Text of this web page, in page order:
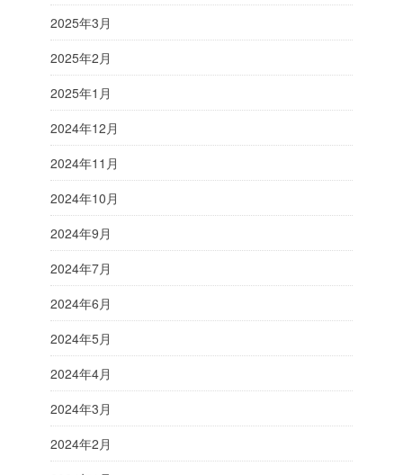
2025年3月
2025年2月
2025年1月
2024年12月
2024年11月
2024年10月
2024年9月
2024年7月
2024年6月
2024年5月
2024年4月
2024年3月
2024年2月